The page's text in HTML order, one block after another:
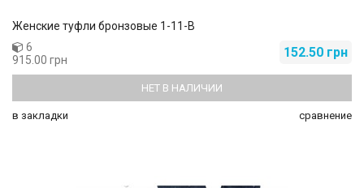
Женские туфли бронзовые 1-11-B
152.50 грн
6
915.00 грн
НЕТ В НАЛИЧИИ
в закладки сравнение